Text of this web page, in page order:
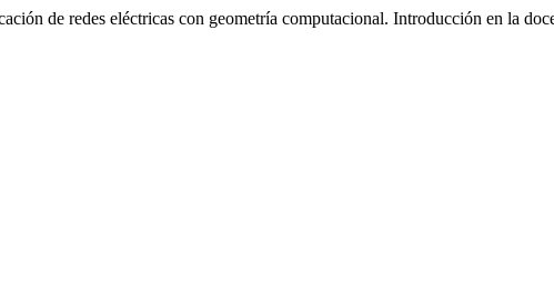
de redes eléctricas con geometría computacional. Introducción en la